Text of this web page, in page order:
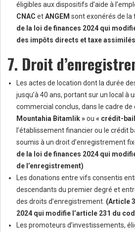
éligibles aux dispositifs d’aide à
CNAC etANGEM sont exonérés de la
de la loi de finances 2024 qui
des impôts directs et taxe assimilés
7. Droit
Les actes de location dont la durée
jusqu’à 40 ans, portant sur un local à
commercial conclus, dans le cadre
Mountahia Bitamlik »ou « crédit-
l’établissement financier ou le crédit
soumis à un droit d’enregistrement
de la loi de finances 2024 qui
de l’enregistrement)
Les donations entre vifs consentis
descendants du premier degré et
des droits d’enregistrement. (Article
2024 qui modifie l’article 231 du
Les promoteurs d’investissements,